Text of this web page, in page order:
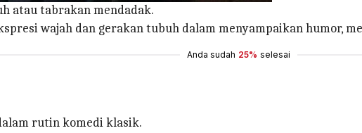
atau tabrakan mendadak.
wajah dan gerakan tubuh dalam menyampaikan humor,
Anda sudah 25% selesai
rutin komedi klasik.